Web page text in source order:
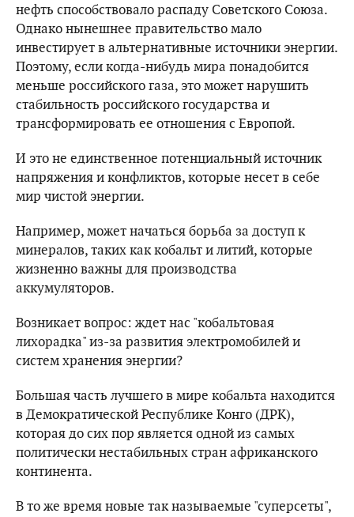
нефть способствовало распаду Советского Союза.
Однако нынешнее правительство мало
инвестирует в альтернативные источники энергии.
Поэтому, если когда-нибудь мира понадобится
меньше российского газа, это может нарушить
стабильность российского государства и
трансформировать ее отношения с Европой.
И это не единственное потенциальный источник
напряжения и конфликтов, которые несет в себе
мир чистой энергии.
Например, может начаться борьба за доступ к
минералов, таких как кобальт и литий, которые
жизненно важны для производства
аккумуляторов.
Возникает вопрос: ждет нас "кобальтовая
лихорадка" из-за развития электромобилей и
систем хранения энергии?
Большая часть лучшего в мире кобальта находится
в Демократической Республике Конго (ДРК),
которая до сих пор является одной из самых
политически нестабильных стран африканского
континента.
В то же время новые так называемые "суперсеты",